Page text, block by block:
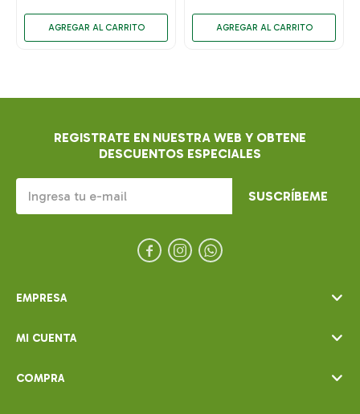
EMPRESA
MI CUENTA
COMPRA
REGISTRATE EN NUESTRA WEB Y OBTENE
DESCUENTOS ESPECIALES
SUSCRÍBEME
  